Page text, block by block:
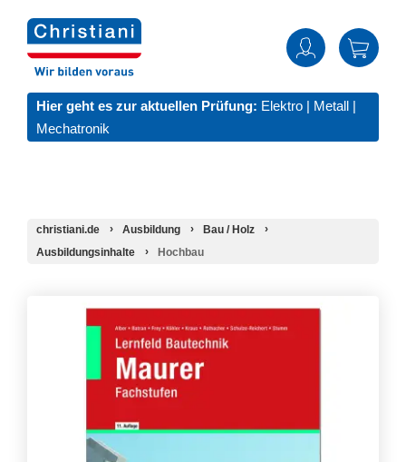
Hier geht es zur aktuellen Prüfung: Elektro | Metall |
Mechatronik
christiani.de Ausbildung
Bau / Holz
Ausbildungsinhalte
Hochbau